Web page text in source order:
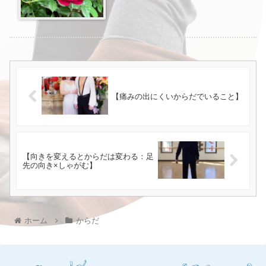
【痛みの出にくいからだでいること】
【向きを変えるとからだは変わる：足
先の向き×しゃがむ】
ホーム からだ